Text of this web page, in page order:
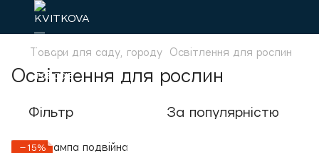
Товари для саду, городу Освітлення для рослин
Освітлення для рослин
Фільтр За популярністю
−15%